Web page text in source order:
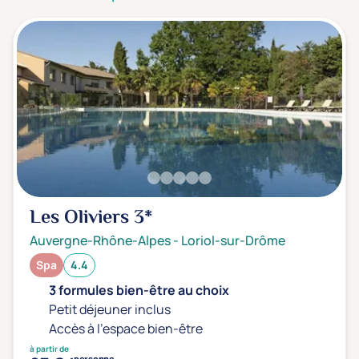
Note de nos clients
D'après notre partenaire Avis-Vérifiés
Parfait: 4.5+
(0)
Excellent: 4+
(1)
Très bien: 3.5+
(0)
Envie de
Bord de mer
Ville
Montagne
Campagne
Les Oliviers3*
Auvergne-Rhône-Alpes- Loriol-sur-Drôme
Spa 4.4
3 formules bien-être au choix
Petit déjeuner inclus
Accès à l'espace bien-être
à partir de